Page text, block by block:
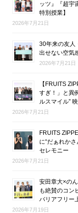
ッツ』『超宇
特別授業】
2026年7月21日
30年来の友人
出せない空気
2026年7月21日
【FRUITS
すぎ！」と異
ルスマイル”
2026年7月21日
FRUITS
に“だぁれか
セレモニー
2026年7月21日
安田章大×の
も絶賛のコン
バリアフリー
2026年7月19日